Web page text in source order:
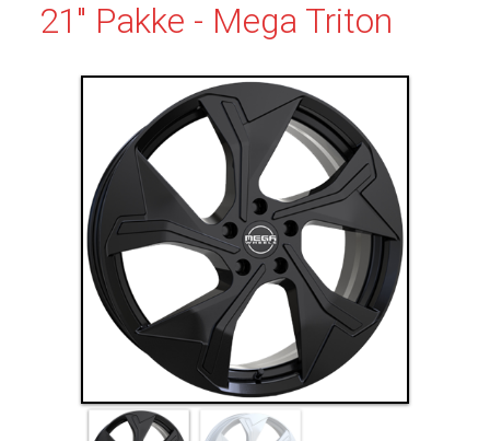
21" Pakke - Mega Triton